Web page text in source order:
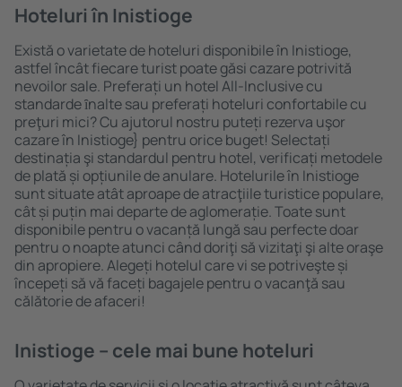
Hoteluri în Inistioge
Există o varietate de hoteluri disponibile în Inistioge,
astfel încât fiecare turist poate găsi cazare potrivită
nevoilor sale. Preferați un hotel All-Inclusive cu
standarde ȋnalte sau preferați hoteluri confortabile cu
preţuri mici? Cu ajutorul nostru puteți rezerva uşor
cazare în Inistioge} pentru orice buget! Selectați
destinația şi standardul pentru hotel, verificați metodele
de plată și opțiunile de anulare. Hotelurile în Inistioge
sunt situate atât aproape de atracţiile turistice populare,
cât și puțin mai departe de aglomerație. Toate sunt
disponibile pentru o vacanță lungă sau perfecte doar
pentru o noapte atunci când doriţi să vizitaţi şi alte oraşe
din apropiere. Alegeți hotelul care vi se potriveşte și
începeți să vă faceți bagajele pentru o vacanţă sau
călătorie de afaceri!
Inistioge – cele mai bune hoteluri